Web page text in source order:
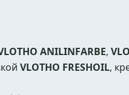
ANILINFARBE,
VLOTHO FRESHOIL,